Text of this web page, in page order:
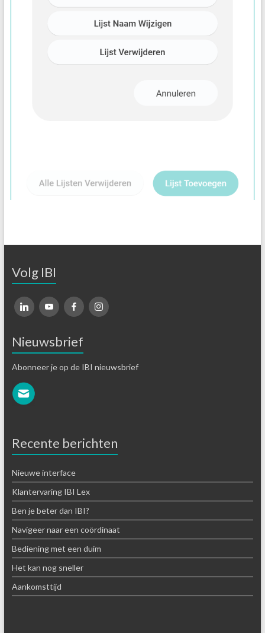
Volg IBI
Nieuwsbrief
Abonneer je op de IBI nieuwsbrief
Recente berichten
Nieuwe interface
Klantervaring IBI Lex
Ben je beter dan IBI?
Navigeer naar een coördinaat
Bediening met een duim
Het kan nog sneller
Aankomsttijd